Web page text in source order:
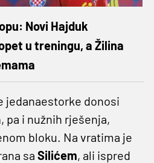
Novi Hajduk
u treningu, a Žilina
jedanaestorke donosi
i nužnih rješenja,
bloku. Na vratima je
sa Silićem, ali ispred